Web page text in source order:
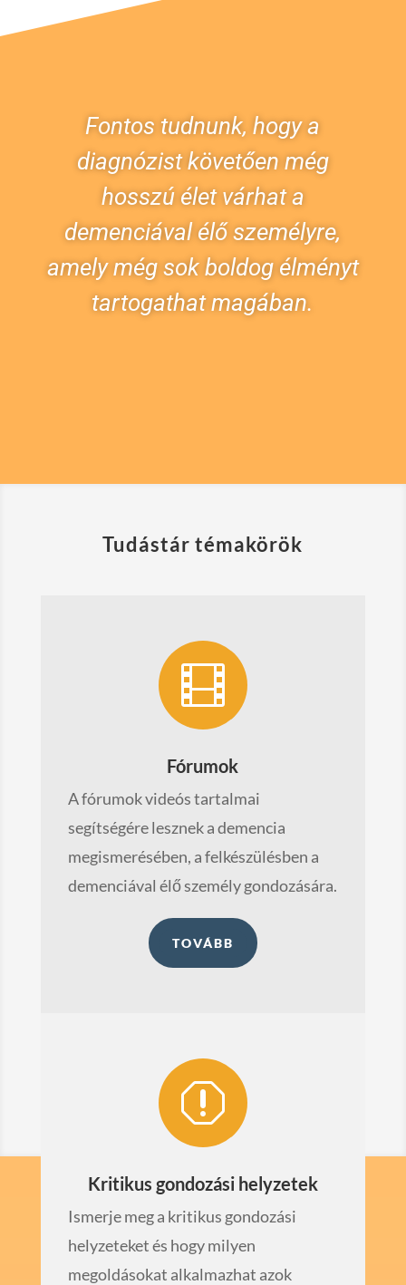
Fontos tudnunk, hogy a
diagnózist követően még
hosszú élet várhat a
demenciával élő személyre,
amely még sok boldog élményt
tartogathat magában.
Tudástár témakörök

Fórumok
A fórumok videós tartalmai
segítségére lesznek a demencia
megismerésében, a felkészülésben a
demenciával élő személy gondozására.
TOVÁBB
q
Kritikus gondozási helyzetek
Ismerje meg a kritikus gondozási
helyzeteket és hogy milyen
megoldásokat alkalmazhat azok